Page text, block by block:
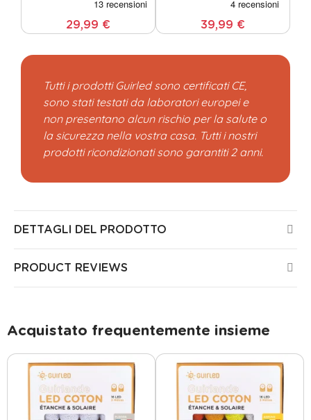
29,99 € 39,99 €
Tutti i prodotti Guirled sono certificati CE,
sono stati testati da laboratori europei e
non presentano alcun rischio per la salute o
la sicurezza nella vostra casa. Tutti i nostri
prodotti ricondizionati sono garantiti 2 anni.
DETTAGLI DEL PRODOTTO
PRODUCT REVIEWS
Acquistato frequentemente insieme